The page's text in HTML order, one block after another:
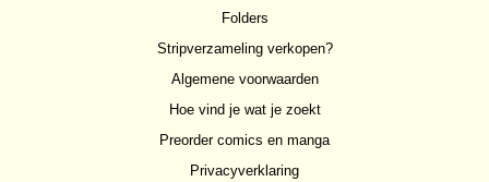
Folders
Stripverzameling verkopen?
Algemene voorwaarden
Hoe vind je wat je zoekt
Preorder comics en manga
Privacyverklaring